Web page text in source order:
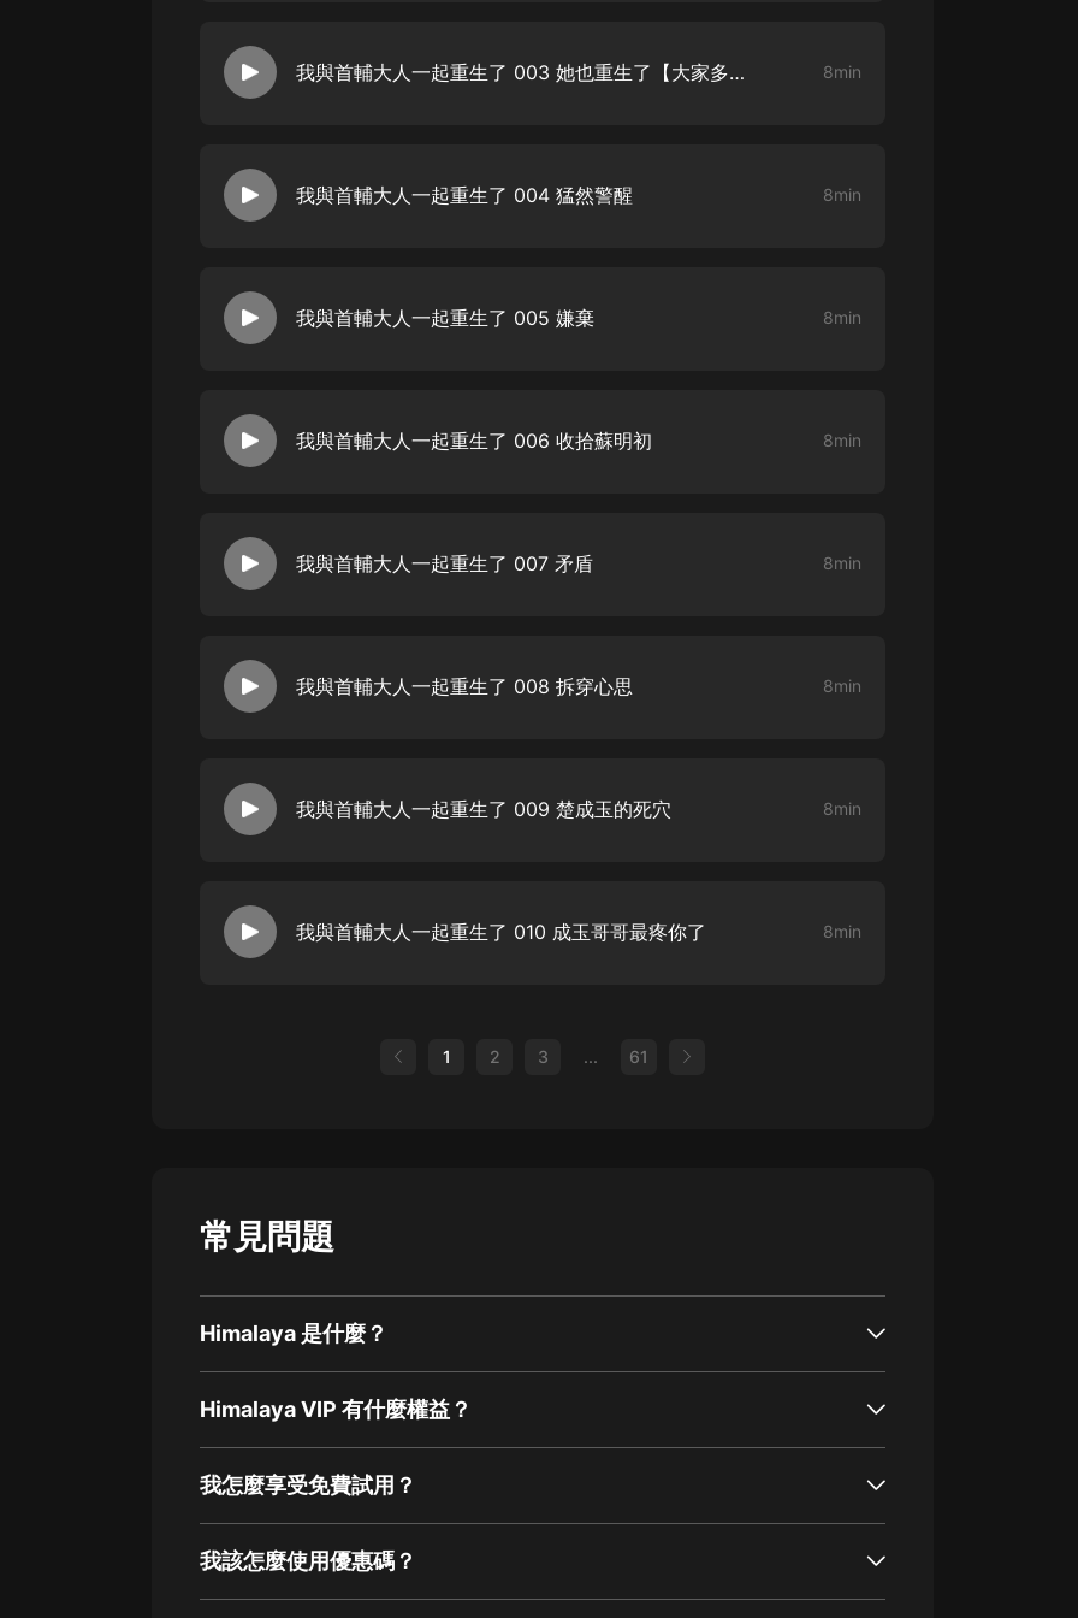
我與首輔大人一起重生了 003 她也重生了【大家多多支持新書《國民妖精》】 8min
我與首輔大人一起重生了 004 猛然警醒 8min
我與首輔大人一起重生了 005 嫌棄 8min
我與首輔大人一起重生了 006 收拾蘇明初 8min
我與首輔大人一起重生了 007 矛盾 8min
我與首輔大人一起重生了 008 拆穿心思 8min
我與首輔大人一起重生了 009 楚成玉的死穴 8min
我與首輔大人一起重生了 010 成玉哥哥最疼你了 8min
1 2 3 ... 61
常見問題
Himalaya 是什麼？
Himalaya VIP 有什麼權益？
我怎麼享受免費試用？
我該怎麼使用優惠碼？